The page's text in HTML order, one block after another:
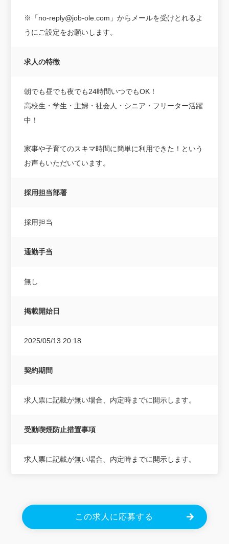
※「no-reply@job-ole.com」からメールを受けとれるよ
うにご設定をお願いします。
求人の特徴
朝でも昼でも夜でも24時間いつでもOK！
高校生・学生・主婦・社会人・シニア・フリーター活躍
中！
家事や子育てのスキマ時間に簡単に利用できた！という
お声もいただいています。
採用担当部署
採用担当
通勤手当
無し
掲載開始日
2025/05/13 20:18
契約期間
求人票に記載が無い場合、内定時までに開示します。
受動喫煙防止措置事項
求人票に記載が無い場合、内定時までに開示します。
この求人に応募する